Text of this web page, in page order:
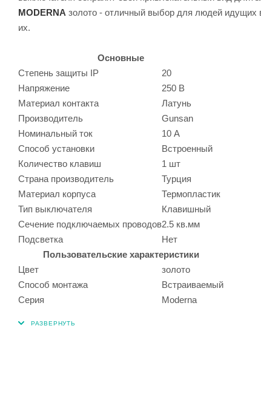
MODERNA золото - отличный выбор для людей идущих
их.
Основные
Степень защиты IP
20
Напряжение
250 В
Материал контакта
Латунь
Производитель
Gunsan
Номинальный ток
10 А
Способ установки
Встроенный
Количество клавиш
1 шт
Страна производитель
Турция
Материал корпуса
Термопластик
Тип выключателя
Клавишный
Сечение подключаемых проводов2.5 кв.мм
Подсветка
Нет
Пользовательские характеристики
Цвет
золото
Способ монтажа
Встраиваемый
Серия
Moderna